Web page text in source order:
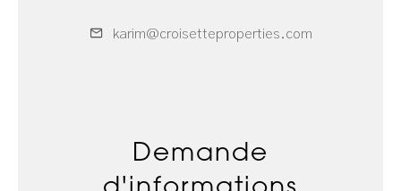
karim@croisetteproperties.com
Demande